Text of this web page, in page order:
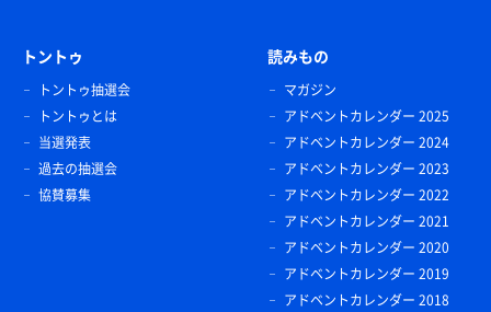
トントゥ
トントゥ抽選会
トントゥとは
当選発表
過去の抽選会
協賛募集
読みもの
マガジン
アドベントカレンダー 2025
アドベントカレンダー 2024
アドベントカレンダー 2023
アドベントカレンダー 2022
アドベントカレンダー 2021
アドベントカレンダー 2020
アドベントカレンダー 2019
アドベントカレンダー 2018